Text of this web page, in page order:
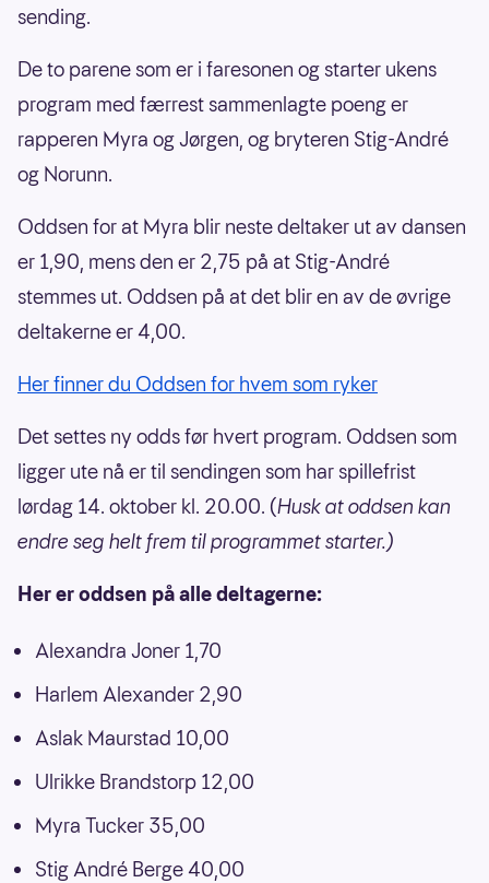
sending.
De to parene som er i faresonen og starter ukens
program med færrest sammenlagte poeng er
rapperen Myra og Jørgen, og bryteren Stig-André
og Norunn.
Oddsen for at Myra blir neste deltaker ut av dansen
er 1,90, mens den er 2,75 på at Stig-André
stemmes ut. Oddsen på at det blir en av de øvrige
deltakerne er 4,00.
Her finner du Oddsen for hvem som ryker
Det settes ny odds før hvert program. Oddsen som
ligger ute nå er til sendingen som har spillefrist
lørdag 14. oktober kl. 20.00. (Husk at oddsen kan
endre seg helt frem til programmet starter.)
Her er oddsen på alle deltagerne:
Alexandra Joner 1,70
Harlem Alexander 2,90
Aslak Maurstad 10,00
Ulrikke Brandstorp 12,00
Myra Tucker 35,00
Stig André Berge 40,00